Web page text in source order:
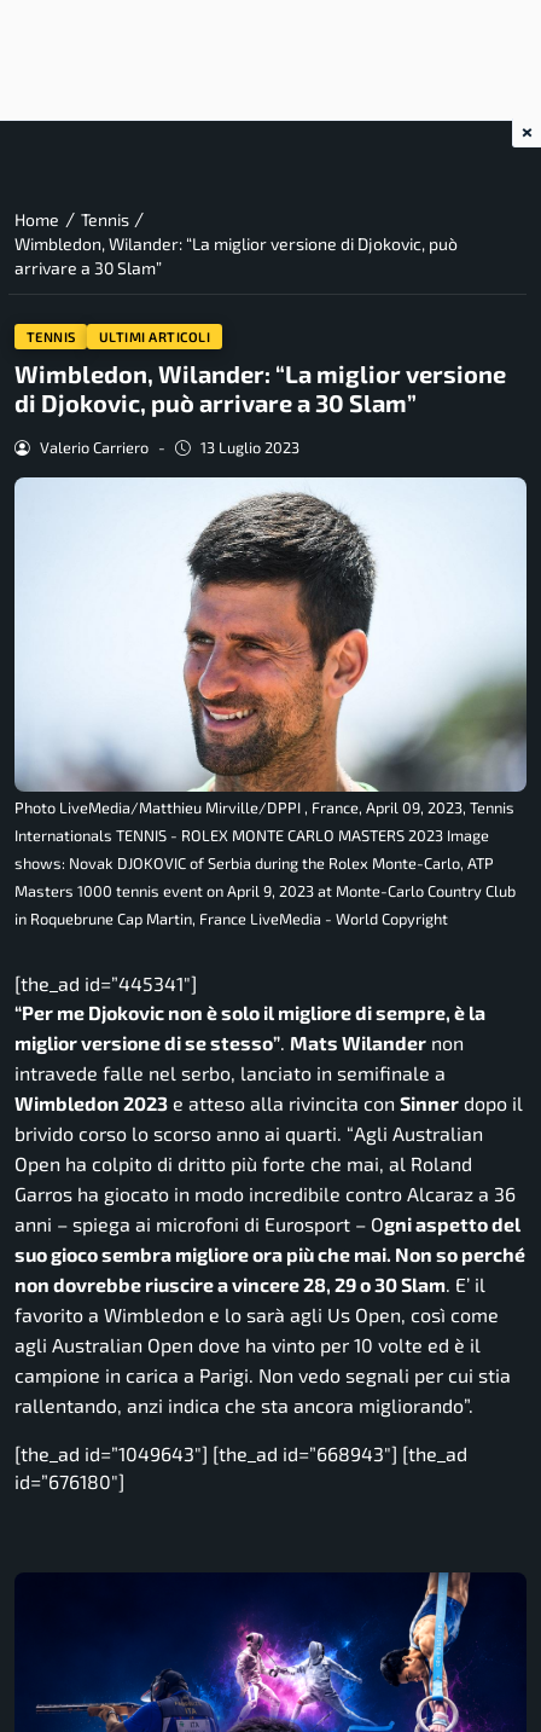
Home / Tennis /
Wimbledon, Wilander: “La miglior versione di Djokovic, può
arrivare a 30 Slam”
TENNIS ULTIMI ARTICOLI
Wimbledon, Wilander: “La miglior versione
di Djokovic, può arrivare a 30 Slam”
Valerio Carriero - 13 Luglio 2023
Photo LiveMedia/Matthieu Mirville/DPPI , France, April 09, 2023, Tennis
Internationals TENNIS - ROLEX MONTE CARLO MASTERS 2023 Image
shows: Novak DJOKOVIC of Serbia during the Rolex Monte-Carlo, ATP
Masters 1000 tennis event on April 9, 2023 at Monte-Carlo Country Club
in Roquebrune Cap Martin, France LiveMedia - World Copyright
[the_ad id=”445341″]
“Per me Djokovic non è solo il migliore di sempre, è la
miglior versione di se stesso”. Mats Wilander non
intravede falle nel serbo, lanciato in semifinale a
Wimbledon 2023 e atteso alla rivincita con Sinner dopo il
brivido corso lo scorso anno ai quarti. “Agli Australian
Open ha colpito di dritto più forte che mai, al Roland
Garros ha giocato in modo incredibile contro Alcaraz a 36
anni – spiega ai microfoni di Eurosport – Ogni aspetto del
suo gioco sembra migliore ora più che mai. Non so perché
non dovrebbe riuscire a vincere 28, 29 o 30 Slam. E’ il
favorito a Wimbledon e lo sarà agli Us Open, così come
agli Australian Open dove ha vinto per 10 volte ed è il
campione in carica a Parigi. Non vedo segnali per cui stia
rallentando, anzi indica che sta ancora migliorando”.
[the_ad id=”1049643″] [the_ad id=”668943″] [the_ad
id=”676180″]
×